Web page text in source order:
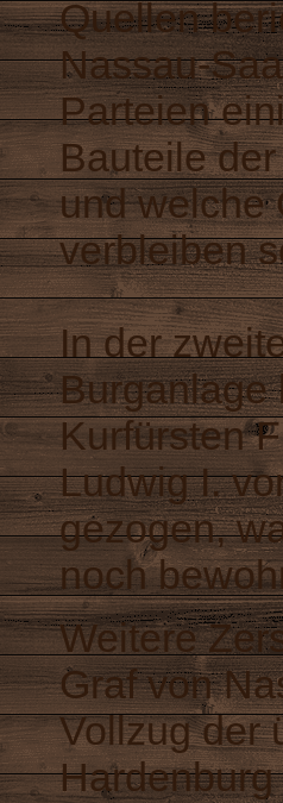
Quellen
Nassau-
Parteien
Bauteile
und welche
verbleiben
In der
Burganlage
Kurfürsten
Ludwig I.
gezogen,
noch
Weitere
Graf von
Vollzug der